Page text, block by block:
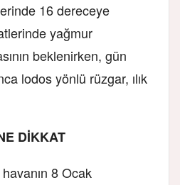
16 dereceye
yağmur
beklenirken, gün
lodos yönlü rüzgar, ılık
DİKKAT
8 Ocak